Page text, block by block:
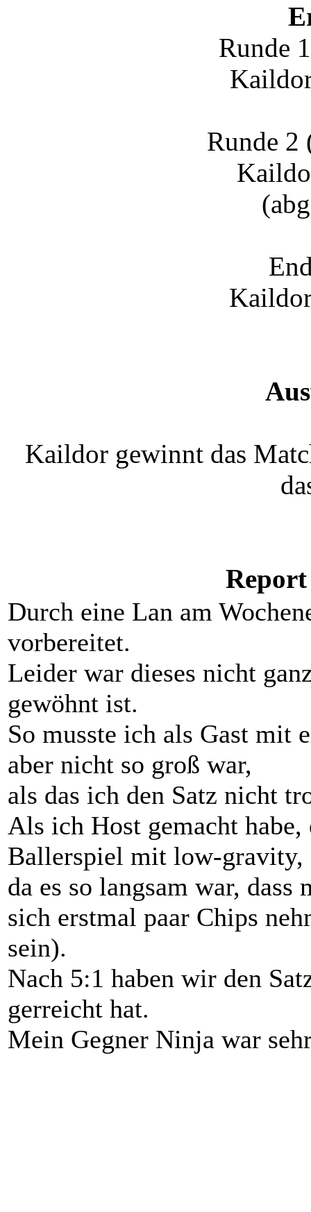
Runde
Runde
Kaildor gewinnt das
Durch eine Lan am
vorbereitet.
Leider war dieses nicht
gewöhnt ist.
So musste ich als Gast mit
aber nicht so groß war,
als das ich den Satz nicht
Als ich Host gemacht
Ballerspiel mit low-gravity,
da es so langsam war,
sich erstmal paar Chips
sein).
Nach 5:1 haben wir den
gerreicht hat.
Mein Gegner Ninja war